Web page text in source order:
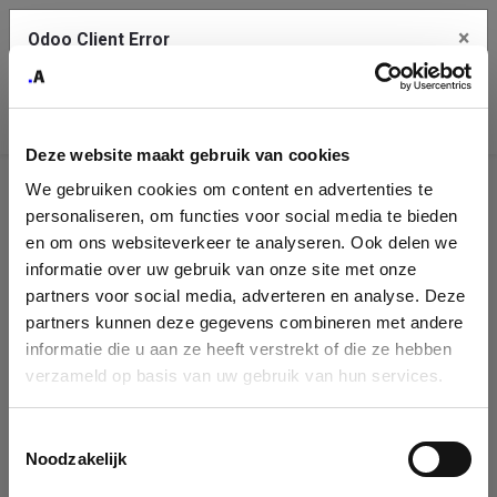
Deze website maakt gebruik van cookies
We gebruiken cookies om content en advertenties te
personaliseren, om functies voor social media te bieden
en om ons websiteverkeer te analyseren. Ook delen we
informatie over uw gebruik van onze site met onze
partners voor social media, adverteren en analyse. Deze
partners kunnen deze gegevens combineren met andere
informatie die u aan ze heeft verstrekt of die ze hebben
verzameld op basis van uw gebruik van hun services.
Noodzakelijk
Company
Identification
Please fill in your company details
You can search a company in our database by name, VAT or
enterprise ID. When a company is selected it will auto-complete the
form. If you don't find your company in our database, you can create
Odoo Client Error ×
service.
See details
Ok